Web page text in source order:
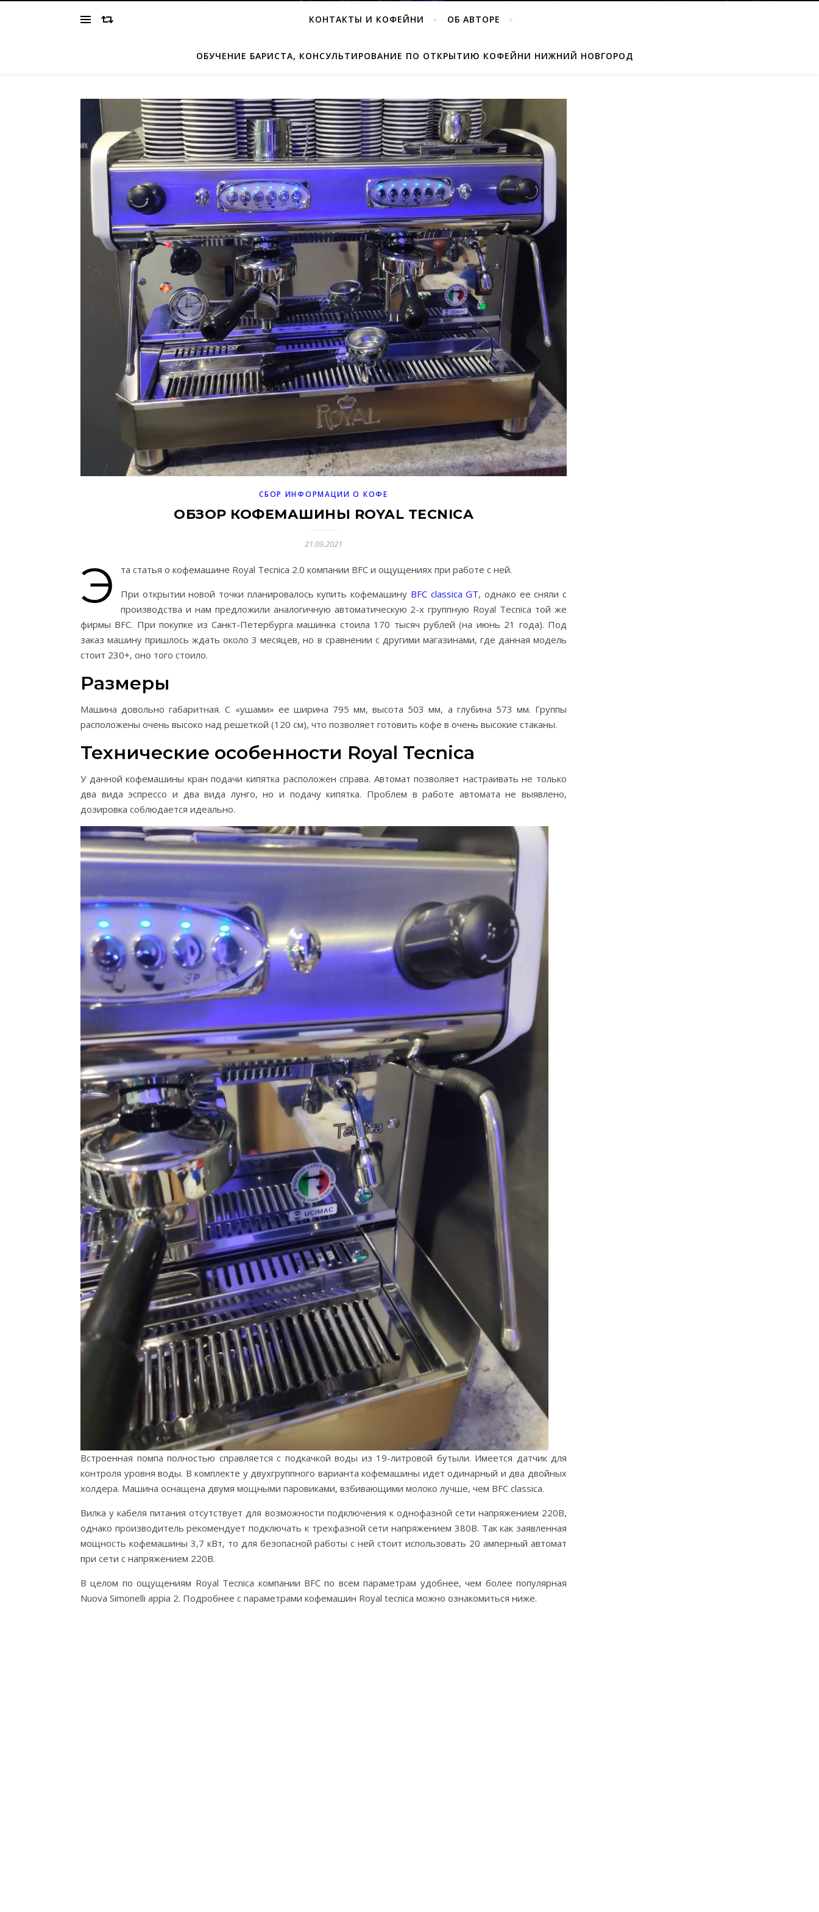
КОНТАКТЫ И КОФЕЙНИ ОБ АВТОРЕ
ОБУЧЕНИЕ БАРИСТА, КОНСУЛЬТИРОВАНИЕ ПО ОТКРЫТИЮ КОФЕЙНИ НИЖНИЙ НОВГОРОД
СБОР ИНФОРМАЦИИ О КОФЕ
ОБЗОР КОФЕМАШИНЫ ROYAL TECNICA
21.09.2021
Э
та статья о кофемашине Royal Tecnica 2.0 компании BFC и ощущениях при работе с ней.
При открытии новой точки планировалось купить кофемашину BFC classica GT, однако ее сняли с
производства и нам предложили аналогичную автоматическую 2-х группную Royal Tecnica той же
фирмы BFC. При покупке из Санкт-Петербурга машинка стоила 170 тысяч рублей (на июнь 21 года). Под
заказ машину пришлось ждать около 3 месяцев, но в сравнении с другими магазинами, где данная модель
стоит 230+, оно того стоило.
Размеры
Машина довольно габаритная. С «ушами» ее ширина 795 мм, высота 503 мм, а глубина 573 мм. Группы
расположены очень высоко над решеткой (120 см), что позволяет готовить кофе в очень высокие стаканы.
Технические особенности Royal Tecnica
У данной кофемашины кран подачи кипятка расположен справа. Автомат позволяет настраивать не только
два вида эспрессо и два вида лунго, но и подачу кипятка. Проблем в работе автомата не выявлено,
дозировка соблюдается идеально.
Встроенная помпа полностью справляется с подкачкой воды из 19-литровой бутыли. Имеется датчик для
контроля уровня воды. В комплекте у двухгруппного варианта кофемашины идет одинарный и два двойных
холдера. Машина оснащена двумя мощными паровиками, взбивающими молоко лучше, чем BFC classica.
Вилка у кабеля питания отсутствует для возможности подключения к однофазной сети напряжением 220В,
однако производитель рекомендует подключать к трехфазной сети напряжением 380В. Так как заявленная
мощность кофемашины 3,7 кВт, то для безопасной работы с ней стоит использовать 20 амперный автомат
при сети с напряжением 220В.
В целом по ощущениям Royal Tecnica компании BFC по всем параметрам удобнее, чем более популярная
Nuova Simonelli appia 2. Подробнее с параметрами кофемашин Royal tecnica можно ознакомиться ниже.